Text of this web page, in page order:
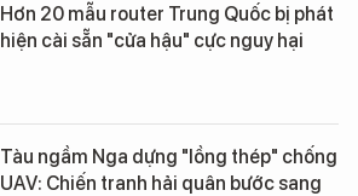
Hơn 20 mẫu router Trung Quốc bị phát
hiện cài sẵn "cửa hậu" cực nguy hại
Tàu ngầm Nga dựng "lồng thép" chống
UAV: Chiến tranh hải quân bước sang